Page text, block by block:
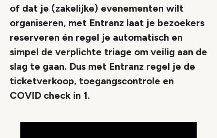
of dat je (zakelijke) evenementen wilt
organiseren, met Entranz laat je bezoekers
reserveren én regel je automatisch en
simpel de verplichte triage om veilig aan de
slag te gaan. Dus met Entranz regel je de
ticketverkoop, toegangscontrole en
COVID check in 1.